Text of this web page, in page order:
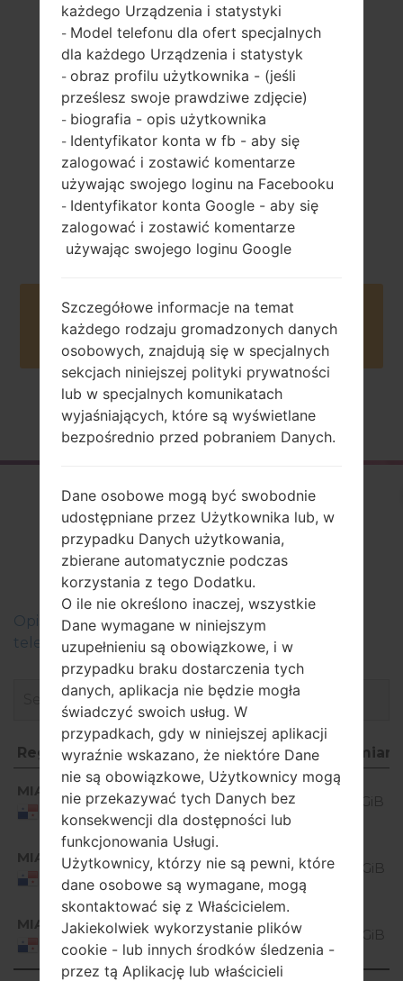
142 gramów (5.01
uncji)
wymienny Li-Ion
2300 mAh
Android 5.0.x
Lollipop
Styczeń, 2016
Buy accessories on Amazon
Strona startowa →Seria → LG K10 →LGK410F
Firmware
LGK410F(LGK410F)
akaLG K10
Оpis regionów oprogramowania układowego dla
telefonów LG
Region Nazwa pliku OS
Rozmiar
Region
Nazwa pliku OS Rozmiar
MIA
Panama
K410f10c_00_1116.kdz
Android
5.0.x
Lollipop
1.13 GiB
MIA
Panama
K410f10f_00_0725.kdz
5.0.x
Lollipop
1.14 GiB
MIA
Panama
K410f10g_00_0220.kdz
Android
5.0.x
Lollipop
1.14 GiB
każdego Urządzenia i statystyki
- Model telefonu dla ofert specjalnych
dla każdego Urządzenia i statystyk
- obraz profilu użytkownika - (jeśli
prześlesz swoje prawdziwe zdjęcie)
- biografia - opis użytkownika
- Identyfikator konta w fb - aby się
zalogować i zostawić komentarze
używając swojego loginu na Facebooku
- Identyfikator konta Google - aby się
zalogować i zostawić komentarze
używając swojego loginu Google
Szczegółowe informacje na temat
każdego rodzaju gromadzonych danych
osobowych, znajdują się w specjalnych
sekcjach niniejszej polityki prywatności
lub w specjalnych komunikatach
wyjaśniających, które są wyświetlane
bezpośrednio przed pobraniem Danych.
Dane osobowe mogą być swobodnie
udostępniane przez Użytkownika lub, w
przypadku Danych użytkowania,
zbierane automatycznie podczas
korzystania z tego Dodatku.
O ile nie określono inaczej, wszystkie
Dane wymagane w niniejszym
uzupełnieniu są obowiązkowe, i w
przypadku braku dostarczenia tych
danych, aplikacja nie będzie mogła
świadczyć swoich usług. W
przypadkach, gdy w niniejszej aplikacji
wyraźnie wskazano, że niektóre Dane
nie są obowiązkowe, Użytkownicy mogą
nie przekazywać tych Danych bez
konsekwencji dla dostępności lub
funkcjonowania Usługi.
Użytkownicy, którzy nie są pewni, które
dane osobowe są wymagane, mogą
skontaktować się z Właścicielem.
Jakiekolwiek wykorzystanie plików
cookie - lub innych środków śledzenia -
przez tą Aplikację lub właścicieli